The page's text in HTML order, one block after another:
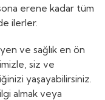
erene kadar tüm
ilerler.
ve sağlık en ön
siz ve
yaşayabilirsiniz.
almak veya